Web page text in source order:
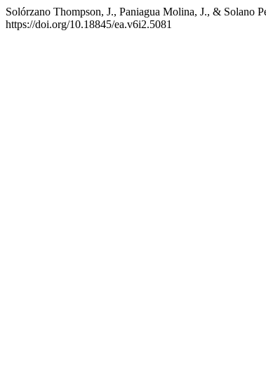
Solórzano Thompson, J., Paniagua Molina, J., & Solano
https://doi.org/10.18845/ea.v6i2.5081